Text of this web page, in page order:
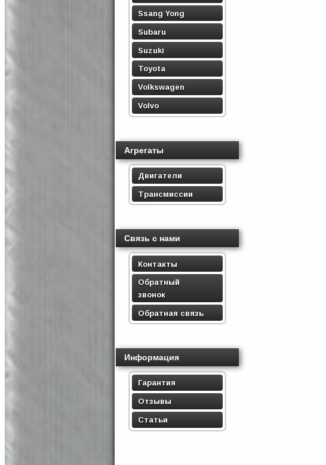
Ssang Yong
Subaru
Suzuki
Toyota
Volkswagen
Volvo
Агрегаты
Двигатели
Трансмиссии
Связь с нами
Контакты
Обратный
звонок
Обратная связь
Информация
Гарантия
Отзывы
Статьи